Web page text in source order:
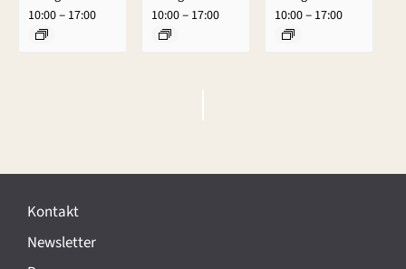
10:00– 17:00
10:00– 17:00
10:00– 17:00
e
a
n
Kontakt
Newsletter